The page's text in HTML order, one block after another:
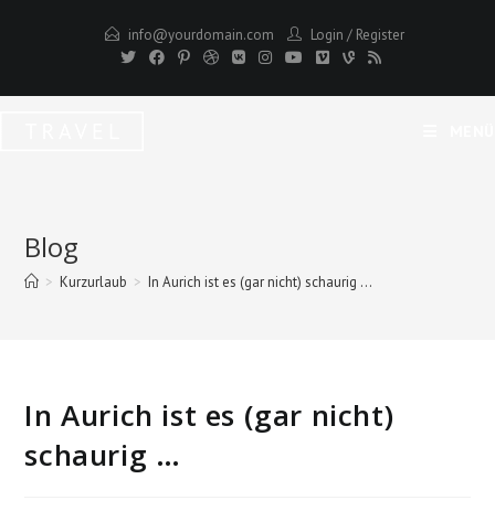
info@yourdomain.com Login / Register
Blog
> Kurzurlaub > In Aurich ist es (gar nicht) schaurig …
In Aurich ist es (gar nicht)
schaurig …